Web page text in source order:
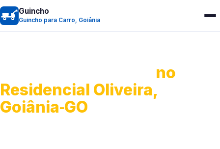
Guincho
Guincho para Carro, Goiânia
no
Residencial Oliveira,
Goiânia‑GO